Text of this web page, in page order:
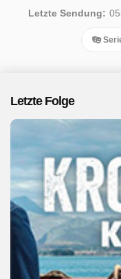
Letzte Sendung:
Letzte Folge